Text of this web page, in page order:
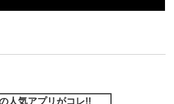
人気アプリがコレ!!